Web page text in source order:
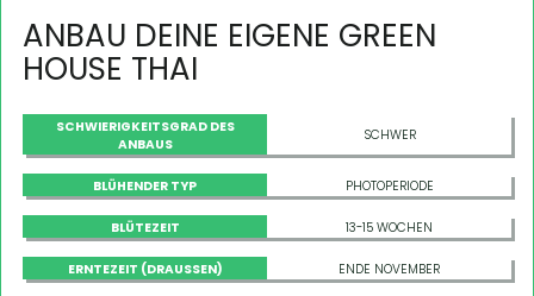
ANBAU DEINE EIGENE GREEN
HOUSE THAI
SCHWIERIGKEITSGRAD DES
ANBAUS
SCHWER
BLÜHENDER TYP PHOTOPERIODE
BLÜTEZEIT 13-15 WOCHEN
ERNTEZEIT (DRAUSSEN) ENDE NOVEMBER